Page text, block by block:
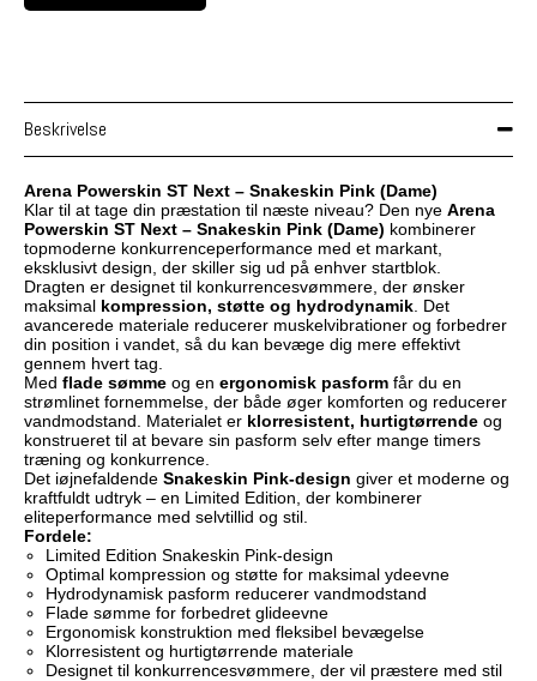
Beskrivelse
Arena Powerskin ST Next – Snakeskin Pink (Dame)
Klar til at tage din præstation til næste niveau? Den nye Arena
Powerskin ST Next – Snakeskin Pink (Dame) kombinerer
topmoderne konkurrenceperformance med et markant,
eksklusivt design, der skiller sig ud på enhver startblok.
Dragten er designet til konkurrencesvømmere, der ønsker
maksimal kompression, støtte og hydrodynamik . Det
avancerede materiale reducerer muskelvibrationer og forbedrer
din position i vandet, så du kan bevæge dig mere effektivt
gennem hvert tag.
Med flade sømme og en ergonomisk pasform får du en
strømlinet fornemmelse, der både øger komforten og reducerer
vandmodstand. Materialet er klorresistent, hurtigtørrende og
konstrueret til at bevare sin pasform selv efter mange timers
træning og konkurrence.
Det iøjnefaldende Snakeskin Pink-design giver et moderne og
kraftfuldt udtryk – en Limited Edition, der kombinerer
eliteperformance med selvtillid og stil.
Fordele:
Limited Edition Snakeskin Pink-design
Optimal kompression og støtte for maksimal ydeevne
Hydrodynamisk pasform reducerer vandmodstand
Flade sømme for forbedret glideevne
Ergonomisk konstruktion med fleksibel bevægelse
Klorresistent og hurtigtørrende materiale
Designet til konkurrencesvømmere, der vil præstere med stil